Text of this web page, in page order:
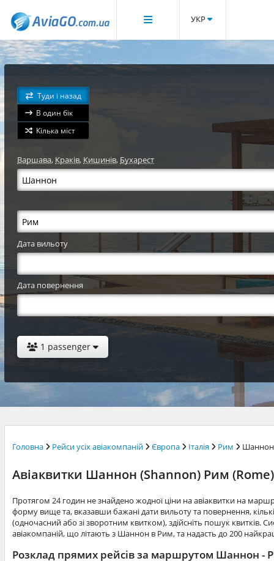
УКР
Туди і назад
В один бік
Кілька міст
Варшава,Краків,Кишинів,Бухарест
Дата вильоту
Дата повернення
1 passenger
Головна Рейси усіх авіакомпаній Європа Італія Рим
Авіаквитки Шаннон (Shannon) Рим (Rome)
Протягом 24 годин не знайдено жодної ціни на авіаквитки на
форму вище та, вказавши бажані дати вильоту та повернення,
(одночасний або зі зворотним квитком), здійсніть пошук квитків.
авіакомпаній, що літають з Шаннон в Рим, та надасть до 200
Розклад прямих рейсів за маршрутом Шаннон -